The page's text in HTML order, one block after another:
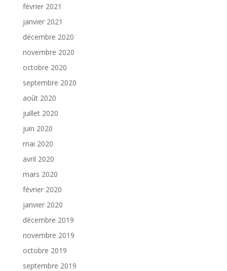
février 2021
janvier 2021
décembre 2020
novembre 2020
octobre 2020
septembre 2020
août 2020
juillet 2020
juin 2020
mai 2020
avril 2020
mars 2020
février 2020
janvier 2020
décembre 2019
novembre 2019
octobre 2019
septembre 2019